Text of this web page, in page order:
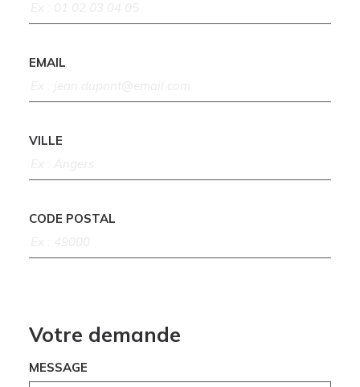
EMAIL
VILLE
CODE POSTAL
Votre demande
MESSAGE